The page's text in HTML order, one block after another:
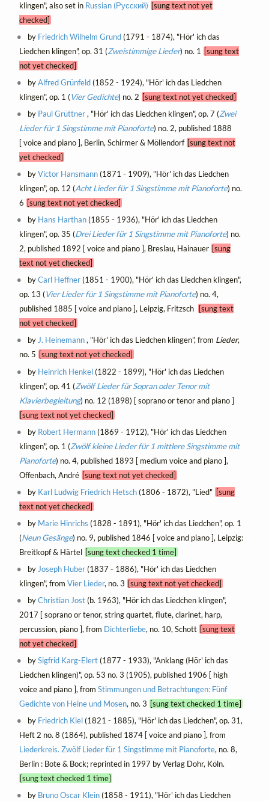
klingen", also set in Russian (Русский) [sung text not yet
checked]
by Friedrich Wilhelm Grund(1791 - 1874), "Hör' ich das
Liedchen klingen", op. 31 (Zweistimmige Lieder) no. 1 [sung text
not yet checked]
byAlfred Grünfeld(1852 - 1924), "Hör' ich das Liedchen
klingen", op. 1 (Vier Gedichte) no. 2 [sung text not yet checked]
by Paul Grüttner, "Hör' ich das Liedchen klingen", op. 7 (Zwei
Lieder für 1 Singstimme mit Pianoforte) no. 2, published 1888
[ voice and piano ], Berlin, Schirmer & Möllendorf [sung text not
yet checked]
byVictor Hansmann(1871 - 1909), "Hör' ich das Liedchen
klingen", op. 12 (Acht Lieder für 1 Singstimme mit Pianoforte) no.
6 [sung text not yet checked]
by Hans Harthan(1855 - 1936), "Hör' ich das Liedchen
klingen", op. 35 (Drei Lieder für 1 Singstimme mit Pianoforte) no.
2, published 1892 [ voice and piano ], Breslau, Hainauer [sung
text not yet checked]
byCarl Heffner(1851 - 1900), "Hör' ich das Liedchen klingen",
op. 13 (Vier Lieder für 1 Singstimme mit Pianoforte) no. 4,
published 1885 [ voice and piano ], Leipzig, Fritzsch
[sung text
not yet checked]
byJ. Heinemann, "Hör' ich das Liedchen klingen", from Lieder,
no. 5 [sung text not yet checked]
by Heinrich Henkel(1822 - 1899), "Hör' ich das Liedchen
klingen", op. 41 (Zwölf Lieder für Sopran oder Tenor mit
Klavierbegleitung) no. 12 (1898) [ soprano or tenor and piano ]
[sung text not yet checked]
by Robert Hermann(1869 - 1912), "Hör' ich das Liedchen
klingen", op. 1 (Zwölf kleine Lieder für 1 mittlere Singstimme mit
Pianoforte) no. 4, published 1893 [ medium voice and piano ],
Offenbach, André [sung text not yet checked]
by Karl Ludwig Friedrich Hetsch(1806 - 1872), "Lied" [sung
text not yet checked]
by Marie Hinrichs (1828 - 1891), "Hör' ich das Liedchen", op. 1
(Neun Gesänge) no. 9, published 1846 [ voice and piano ], Leipzig:
Breitkopf & Härtel [sung text checked 1 time]
by Joseph Huber(1837 - 1886), "Hör' ich das Liedchen
klingen", from Vier Lieder, no. 3 [sung text not yet checked]
byChristian Jost(b. 1963), "Hör ich das Liedchen klingen",
2017 [ soprano or tenor, string quartet, flute, clarinet, harp,
percussion, piano ], from Dichterliebe, no. 10, Schott [sung text
not yet checked]
bySigfrid Karg-Elert(1877 - 1933), "Anklang (Hör' ich das
Liedchen klingen)", op. 53 no. 3 (1905), published 1906 [ high
voice and piano ], from Stimmungen und Betrachtungen: Fünf
Gedichte von Heine und Mosen, no. 3 [sung text checked 1 time]
by Friedrich Kiel(1821 - 1885), "Hör' ich das Liedchen", op. 31,
Heft 2 no. 8 (1864), published 1874 [ voice and piano ], from
Liederkreis. Zwölf Lieder für 1 Singstimme mit Pianoforte, no. 8,
Berlin : Bote & Bock; reprinted in 1997 by Verlag Dohr, Köln.
[sung text checked 1 time]
by Bruno Oscar Klein(1858 - 1911), "Hör' ich das Liedchen